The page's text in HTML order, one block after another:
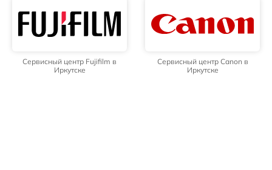
Сервисный центр Fujifilm в
Иркутске
Сервисный центр Canon в
Иркутске